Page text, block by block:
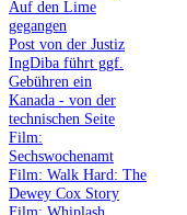
Auf den Lime
gegangen
Post von der Justiz
IngDiba führt ggf.
Gebühren ein
Kanada - von der
technischen Seite
Film:
Sechswochenamt
Film: Walk Hard: The
Dewey Cox Story